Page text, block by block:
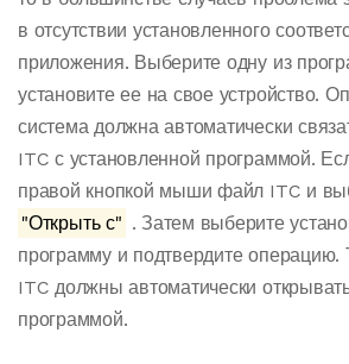
в отсутствии установленного
приложения. Выберите одну из
установите ее на свое устройство.
система должна автоматически
ITC с установленной программой.
правой кнопкой мыши файл ITC и
"Открыть с" . Затем выберите
программу и подтвердите
ITC должны автоматически
программой.